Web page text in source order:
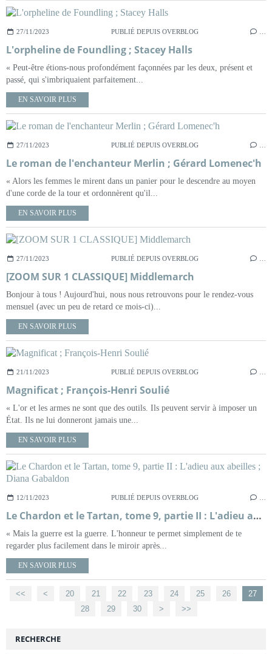
27/11/2023 PUBLIÉ DEPUIS OVERBLOG
L'orpheline de Foundling ; Stacey Halls
« Peut-être étions-nous profondément façonnées par les deux, présent et
passé, qui s'imbriquaient parfaitement...
EN SAVOIR PLUS
27/11/2023 PUBLIÉ DEPUIS OVERBLOG
Le roman de l'enchanteur Merlin ; Gérard Lomenec'h
« Alors les femmes le mirent dans un panier pour le descendre au moyen
d'une corde de la tour et ordonnèrent qu'il...
EN SAVOIR PLUS
27/11/2023 PUBLIÉ DEPUIS OVERBLOG
[ZOOM SUR 1 CLASSIQUE] Middlemarch
Bonjour à tous ! Aujourd'hui, nous nous retrouvons pour le rendez-vous
mensuel (avec un peu de retard ce mois-ci)...
EN SAVOIR PLUS
21/11/2023 PUBLIÉ DEPUIS OVERBLOG
Magnificat ; François-Henri Soulié
« L'or et les armes ne sont que des outils. Ils peuvent servir à imposer un
État. Ils ne lui donneront jamais une...
EN SAVOIR PLUS
12/11/2023 PUBLIÉ DEPUIS OVERBLOG
Le Chardon et le Tartan, tome 9, partie II : L'adieu aux abeilles ; Diana Gabaldon
« Mais la guerre est la guerre. L'honneur te permet simplement de te
regarder plus facilement dans le miroir après...
EN SAVOIR PLUS
<< < 10
20 21 22 23 24 25 26
27
28
29 30 40
50
60
70
80
90
100
> >>
RECHERCHE